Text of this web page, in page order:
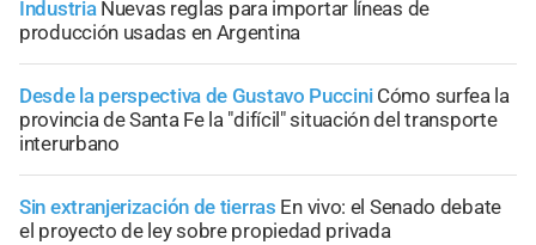
Industria Nuevas reglas para importar líneas de
producción usadas en Argentina
Desde la perspectiva de Gustavo Puccini Cómo surfea la
provincia de Santa Fe la "difícil" situación del transporte
interurbano
Sin extranjerización de tierras En vivo: el Senado debate
el proyecto de ley sobre propiedad privada